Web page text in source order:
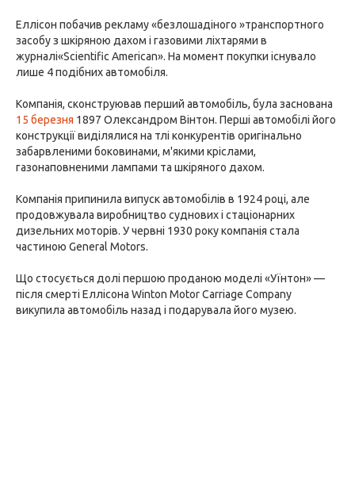
Еллісон побачив рекламу «безлошадіного »транспортного
засобу з шкіряною дахом і газовими ліхтарями в
журналі«Scientific American». На момент покупки існувало
лише 4 подібних автомобіля.
Компанія, сконструював перший автомобіль, була заснована
15 березня 1897 Олександром Вінтон. Перші автомобілі його
конструкції виділялися на тлі конкурентів оригінально
забарвленими боковинами, м'якими кріслами,
газонаповненими лампами та шкіряного дахом.
Компанія припинила випуск автомобілів в 1924 році, але
продовжувала виробництво суднових і стаціонарних
дизельних моторів. У червні 1930 року компанія стала
частиною General Motors.
Що стосується долі першою проданою моделі «Уїнтон» —
після смерті Еллісона Winton Motor Carriage Company
викупила автомобіль назад і подарувала його музею.